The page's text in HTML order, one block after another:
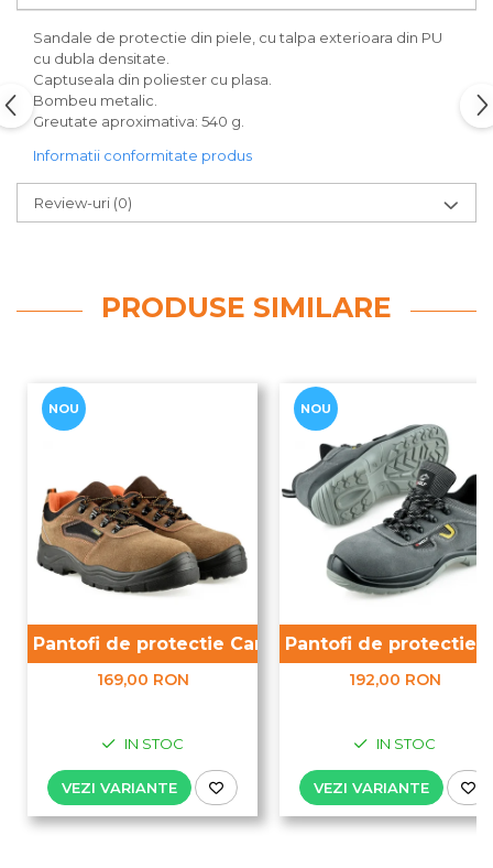
Sandale de protectie din piele, cu talpa exterioara din PU
cu dubla densitate.
Captuseala din poliester cu plasa.
Bombeu metalic.
Greutate aproximativa: 540 g.
Informatii conformitate produs
Review-uri (0)
PRODUSE SIMILARE
NOU
Pantofi de protectie Camel S1P
169,00 RON
IN STOC
VEZI VARIANTE
NOU
Pantofi de protectie
192,00 RON
IN STOC
VEZI VARIANTE